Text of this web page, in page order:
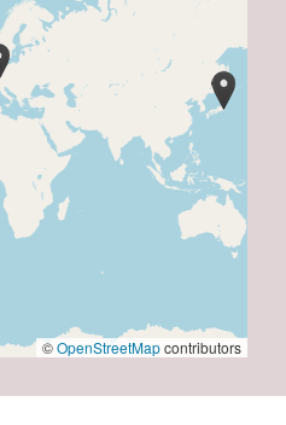
©OpenStreetMapcontributors